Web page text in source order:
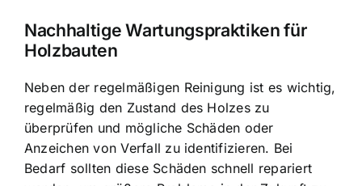
Nachhaltige Wartungspraktiken für
Holzbauten
Neben der regelmäßigen Reinigung ist es wichtig,
regelmäßig den Zustand des Holzes zu
überprüfen und mögliche Schäden oder
Anzeichen von Verfall zu identifizieren. Bei
Bedarf sollten diese Schäden schnell repariert